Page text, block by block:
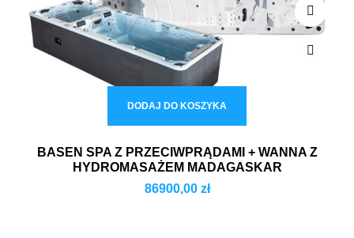
DODAJ DO KOSZYKA
BASEN SPA Z PRZECIWPRĄDAMI + WANNA Z
HYDROMASAŻEM MADAGASKAR
86900,00 zł